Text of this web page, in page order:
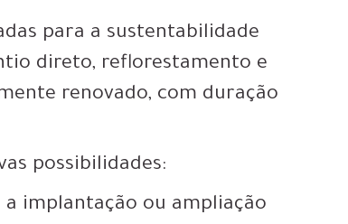
para a sustentabilidade
direto, reflorestamento e
renovado, com duração
possibilidades:
implantação ou ampliação